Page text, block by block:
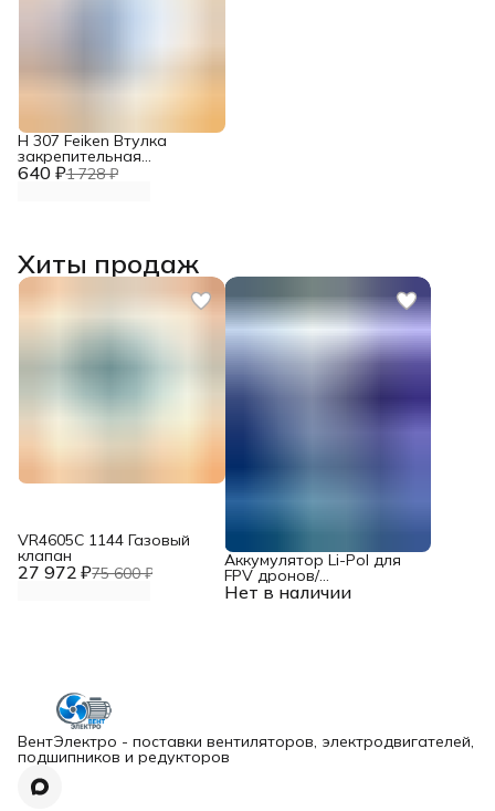
640 ₽1 728 ₽
H 307 Feiken Втулка
закрепительная
подшипника
Хиты продаж
27 972 ₽75 600 ₽
VR4605С 1144 Газовый
клапан
Нет в наличии
Аккумулятор Li-Pol для
FPV дронов/
квадрокоптеров 23,1 В,
ВентЭлектро - поставки вентиляторов, электродвигателей,
подшипников и редукторов